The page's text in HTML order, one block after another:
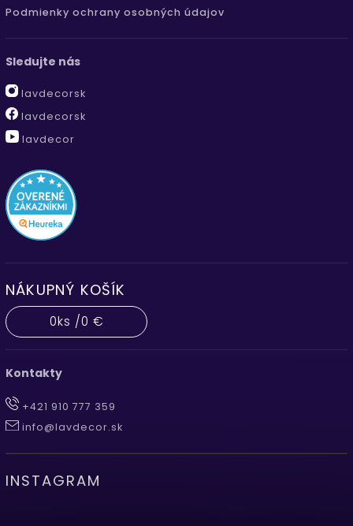
Podmienky ochrany osobných údajov
Sledujte nás
lavdecorsk
lavdecorsk
lavdecor
NÁKUPNÝ KOŠÍK
0ks /0 €
Kontakty
+421 910 777 359
info@lavdecor.sk
INSTAGRAM